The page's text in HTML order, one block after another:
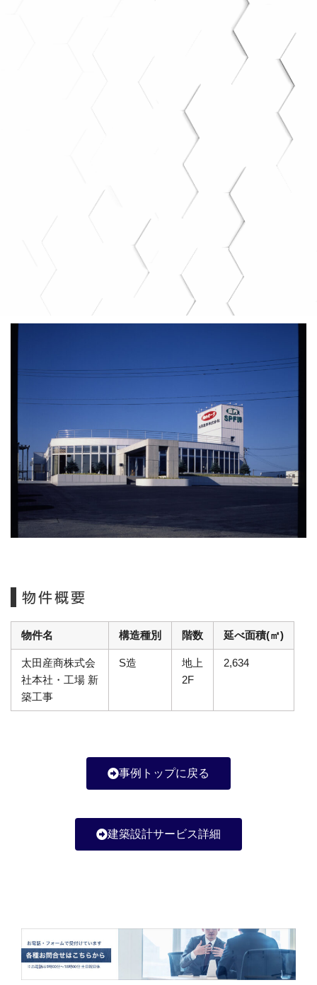
物件概要
物件名 構造種別 階数 延べ面積(㎡)
太田産商株式会
社本社・工場 新
築工事
S造
地上
2F
2,634
事例トップに戻る
建築設計サービス詳細